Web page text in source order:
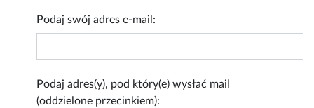
Podaj swój adres e-mail:
Podaj adres(y), pod który(e) wysłać mail
(oddzielone przecinkiem):